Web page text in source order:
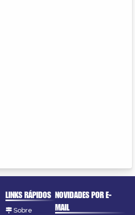
LINKS RÁPIDOS
Sobre
NOVIDADES POR E-
MAIL